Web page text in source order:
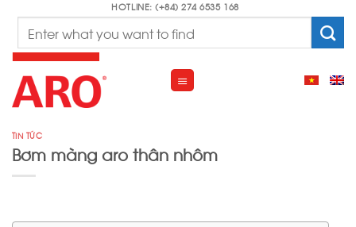
content
HOTLINE: (+84) 274 6535 168
TIN TỨC
Bơm màng aro thân nhôm